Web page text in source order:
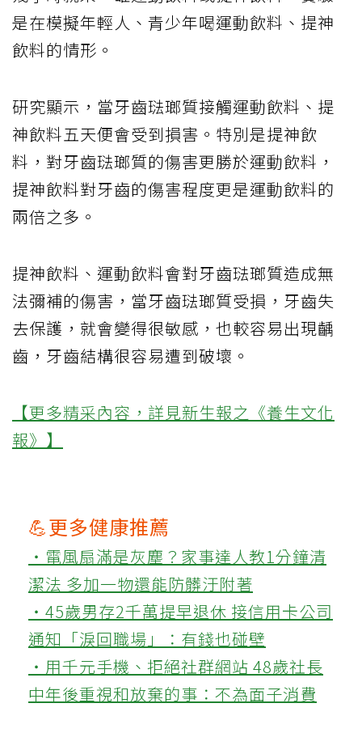
是在模擬年輕人、青少年喝運動飲料、提神
飲料的情形。
研究顯示，當牙齒琺瑯質接觸運動飲料、提
神飲料五天便會受到損害。特別是提神飲
料，對牙齒琺瑯質的傷害更勝於運動飲料，
提神飲料對牙齒的傷害程度更是運動飲料的
兩倍之多。
提神飲料、運動飲料會對牙齒琺瑯質造成無
法彌補的傷害，當牙齒琺瑯質受損，牙齒失
去保護，就會變得很敏感，也較容易出現齲
齒，牙齒結構很容易遭到破壞。
【更多精采內容，詳見新生報之《養生文化
報》】
💪更多健康推薦
‧電風扇滿是灰塵？家事達人教1分鐘清
潔法 多加一物還能防髒汙附著
‧45歲男存2千萬提早退休 接信用卡公司
通知「淚回職場」：有錢也碰壁
‧用千元手機、拒絕社群網站 48歲社長
中年後重視和放棄的事：不為面子消費